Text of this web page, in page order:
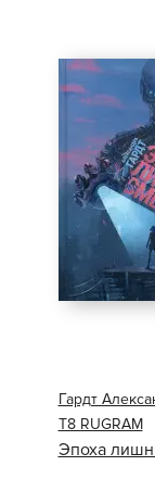
Эпоха
Гардт
Т8 RUGRAM